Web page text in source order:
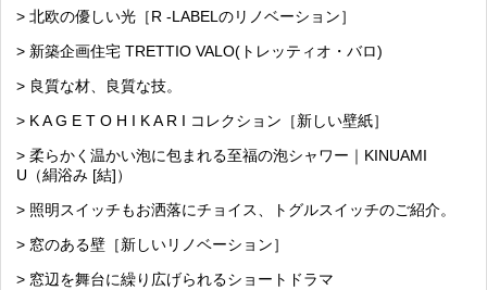
> 北欧の優しい光［R -LABELのリノベーション］
> 新築企画住宅 TRETTIO VALO(トレッティオ・バロ)
> 良質な材、良質な技。
> K A G E T O H I K A R I コレクション［新しい壁紙］
> 柔らかく温かい泡に包まれる至福の泡シャワー｜KINUAMI
U（絹浴み [結]）
> 照明スイッチもお洒落にチョイス、トグルスイッチのご紹介。
> 窓のある壁［新しいリノベーション］
> 窓辺を舞台に繰り広げられるショートドラマ